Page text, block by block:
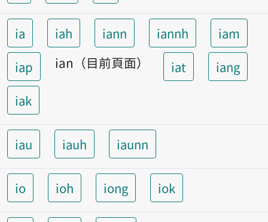
ia iah iann iannh
iam
iap
ian（目前頁面） iat
iang
iak
iau iauh iaunn
io ioh iong iok